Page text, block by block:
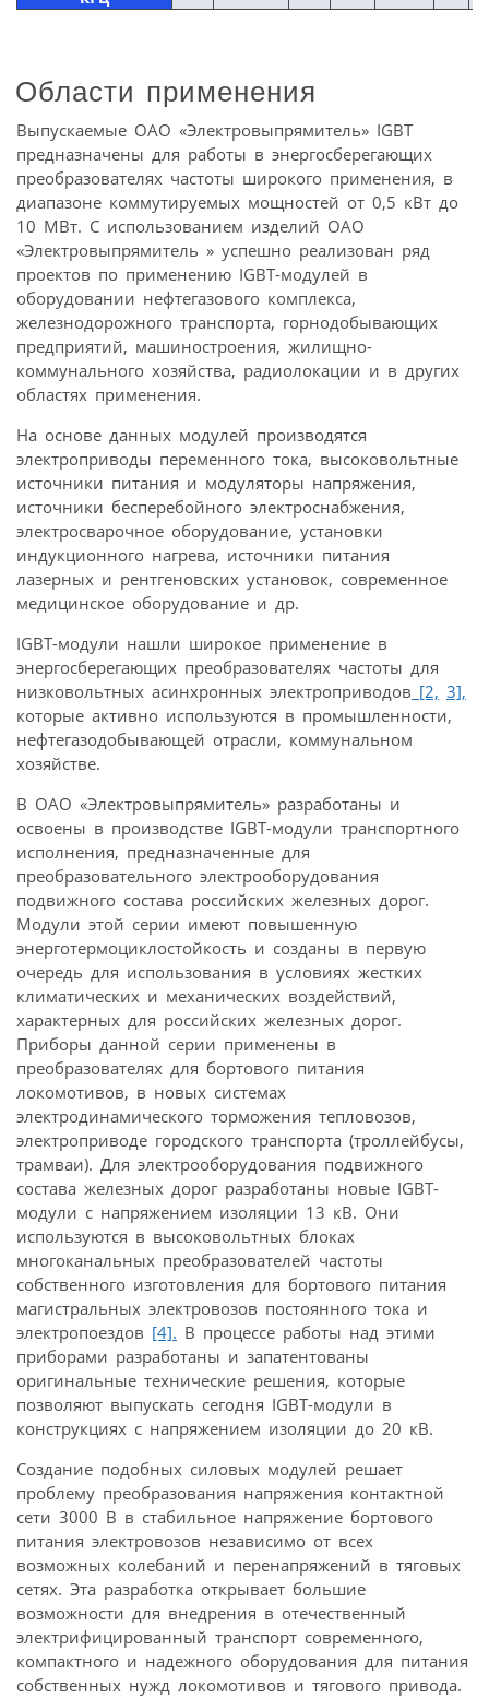
Области применения
Выпускаемые ОАО «Электровыпрямитель» IGBT
предназначены для работы в энергосберегающих
преобразователях частоты широкого применения, в
диапазоне коммутируемых мощностей от 0,5 кВт до
10 МВт. С использованием изделий ОАО
«Электровыпрямитель » успешно реализован ряд
проектов по применению IGBT-модулей в
оборудовании нефтегазового комплекса,
железнодорожного транспорта, горнодобывающих
предприятий, машиностроения, жилищно-
коммунального хозяйства, радиолокации и в других
областях применения.
На основе данных модулей производятся
электроприводы переменного тока, высоковольтные
источники питания и модуляторы напряжения,
источники бесперебойного электроснабжения,
электросварочное оборудование, установки
индукционного нагрева, источники питания
лазерных и рентгеновских установок, современное
медицинское оборудование и др.
IGBT-модули нашли широкое применение в
энергосберегающих преобразователях частоты для
низковольтных асинхронных электроприводов [2, 3],
которые активно используются в промышленности,
нефтегазодобывающей отрасли, коммунальном
хозяйстве.
В ОАО «Электровыпрямитель» разработаны и
освоены в производстве IGBT-модули транспортного
исполнения, предназначенные для
преобразовательного электрооборудования
подвижного состава российских железных дорог.
Модули этой серии имеют повышенную
энерготермоциклостойкость и созданы в первую
очередь для использования в условиях жестких
климатических и механических воздействий,
характерных для российских железных дорог.
Приборы данной серии применены в
преобразователях для бортового питания
локомотивов, в новых системах
электродинамического торможения тепловозов,
электроприводе городского транспорта (троллейбусы,
трамваи). Для электрооборудования подвижного
состава железных дорог разработаны новые IGBT-
модули с напряжением изоляции 13 кВ. Они
используются в высоковольтных блоках
многоканальных преобразователей частоты
собственного изготовления для бортового питания
магистральных электровозов постоянного тока и
электропоездов [4]. В процессе работы над этими
приборами разработаны и запатентованы
оригинальные технические решения, которые
позволяют выпускать сегодня IGBT-модули в
конструкциях с напряжением изоляции до 20 кВ.
Создание подобных силовых модулей решает
проблему преобразования напряжения контактной
сети 3000 В в стабильное напряжение бортового
питания электровозов независимо от всех
возможных колебаний и перенапряжений в тяговых
сетях. Эта разработка открывает большие
возможности для внедрения в отечественный
электрифицированный транспорт современного,
компактного и надежного оборудования для питания
собственных нужд локомотивов и тягового привода.